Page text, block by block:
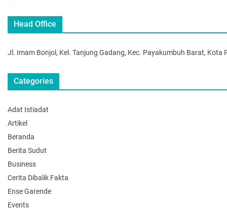
Head Office
Jl. Imam Bonjol, Kel. Tanjung Gadang, Kec. Payakumbuh Barat, Kota
Categories
Adat Istiadat
Artikel
Beranda
Berita Sudut
Business
Cerita Dibalik Fakta
Ense Garende
Events